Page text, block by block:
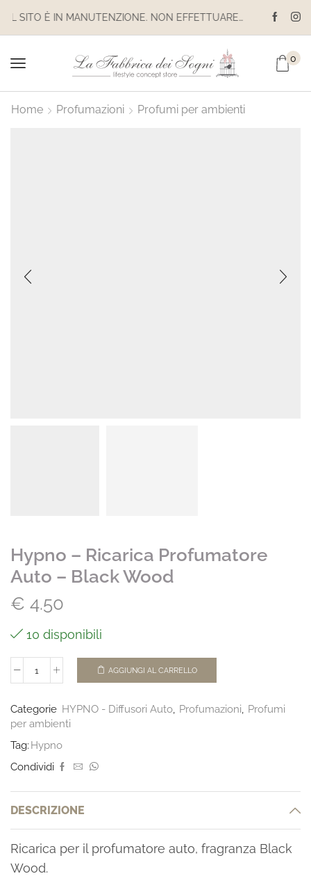
IL SITO È IN MANUTENZIONE. NON EFFETTUARE ACQUISTI. LE SPEDIZIONI SONO SOSPESE
0
Home Profumazioni Profumi per ambienti
Hypno – Ricarica Profumatore
Auto – Black Wood
€ 4.50
10 disponibili
AGGIUNGI AL CARRELLO
Categorie HYPNO - Diffusori Auto Profumazioni
Profumi
per ambienti
Tag: Hypno
Condividi
DESCRIZIONE
Ricarica per il profumatore auto, fragranza Black
Wood.